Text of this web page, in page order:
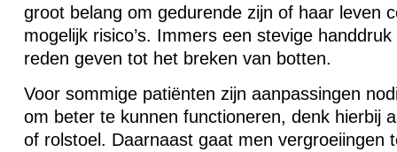
groot belang om gedurende zijn of haar leven
mogelijk risico’s. Immers een stevige
reden geven tot het breken van botten.
Voor sommige patiënten zijn aanpassingen
om beter te kunnen functioneren, denk hierbij
of rolstoel. Daarnaast gaat men vergroeiingen